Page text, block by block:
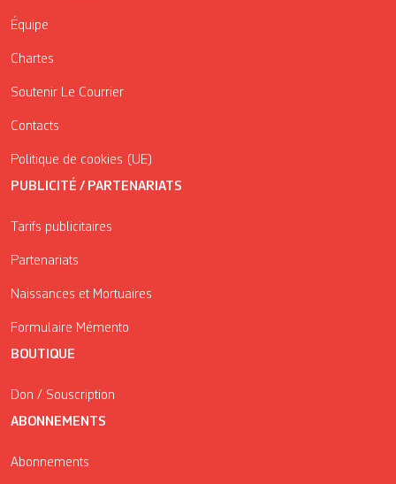
Équipe
Chartes
Soutenir Le Courrier
Contacts
Politique de cookies (UE)
PUBLICITÉ / PARTENARIATS
Tarifs publicitaires
Partenariats
Naissances et Mortuaires
Formulaire Mémento
BOUTIQUE
Don / Souscription
ABONNEMENTS
Abonnements